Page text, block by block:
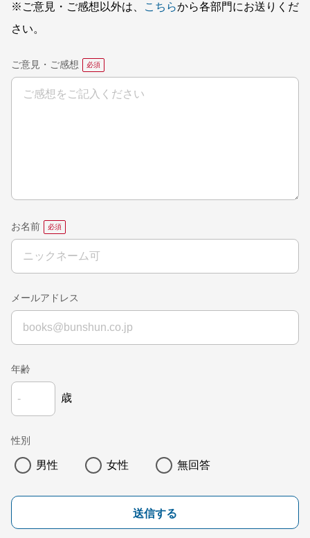
※ご意見・ご感想以外は、
こちらから各部門にお送りくだ
さい。
ご意見・ご感想
お名前
メールアドレス
年齢
歳
性別
男性 女性 無回答
送信する